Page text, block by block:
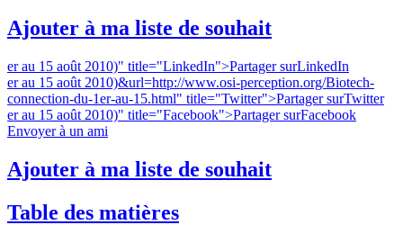
Ajouter à ma liste de souhait
er au 15 août 2010)" title="LinkedIn">Partager surLinkedIn
er au 15 août 2010)&url=http://www.osi-perception.org/Biotech-
connection-du-1er-au-15.html" title="Twitter">Partager surTwitter
er au 15 août 2010)" title="Facebook">Partager surFacebook
Envoyer à un ami
Ajouter à ma liste de souhait
Table des matières